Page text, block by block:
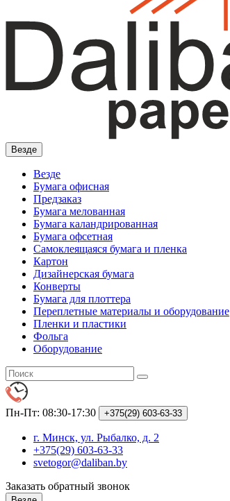
Везде
Везде
Бумага офисная
Предзаказ
Бумага мелованная
Бумага каландрированная
Бумага офсетная
Самоклеящаяся бумага и пленка
Картон
Дизайнерская бумага
Конверты
Бумага для плоттера
Переплетные материалы и оборудование
Пленки и пластики
Фольга
Оборудование
Пн-Пт: 08:30-17:30 +375(29) 603-63-33
г. Минск, ул. Рыбалко, д. 2
+375(29) 603-63-33
svetogor@daliban.by
Заказать обратный звонок